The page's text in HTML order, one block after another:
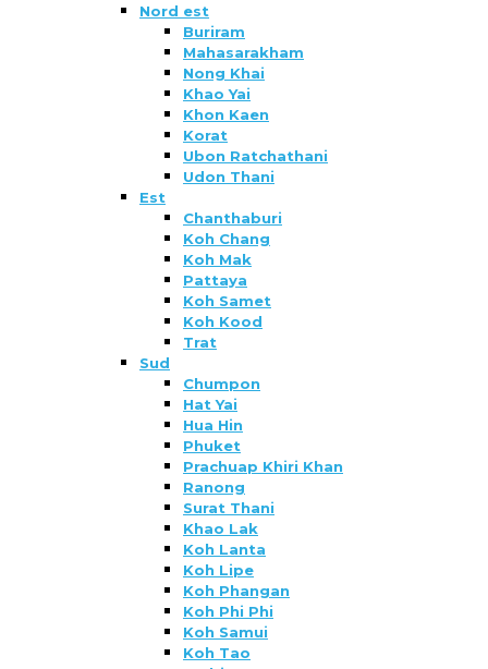
Nord est
Buriram
Mahasarakham
Nong Khai
Khao Yai
Khon Kaen
Korat
Ubon Ratchathani
Udon Thani
Est
Chanthaburi
Koh Chang
Koh Mak
Pattaya
Koh Samet
Koh Kood
Trat
Sud
Chumpon
Hat Yai
Hua Hin
Phuket
Prachuap Khiri Khan
Ranong
Surat Thani
Khao Lak
Koh Lanta
Koh Lipe
Koh Phangan
Koh Phi Phi
Koh Samui
Koh Tao